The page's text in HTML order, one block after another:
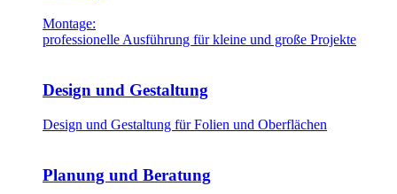
Montage:
professionelle Ausführung für kleine und große Projekte
Design und Gestaltung
Design und Gestaltung für Folien und Oberflächen
Planung und Beratung